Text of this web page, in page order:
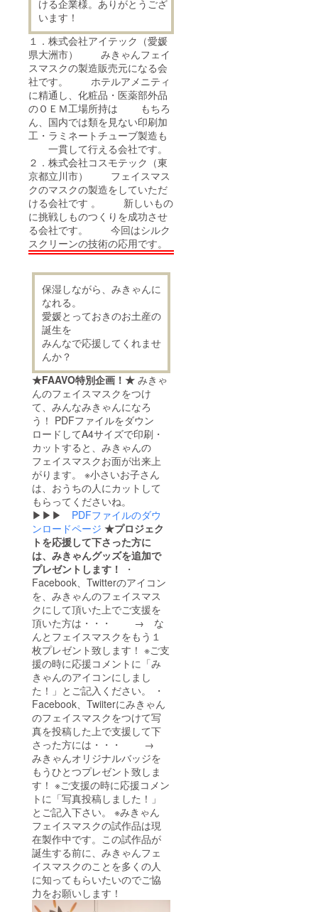
ける企業様。ありがとうござ
います！
１．株式会社アイテック（愛媛
県大洲市） みきゃんフェイ
スマスクの製造販売元になる会
社です。 ホテルアメニティ
に精通し、化粧品・医薬部外品
のＯＥＭ工場所持は もちろ
ん、国内では類を見ない印刷加
工・ラミネートチューブ製造も
一貫して行える会社です。
２．株式会社コスモテック（東
京都立川市） フェイスマス
クのマスクの製造をしていただ
ける会社です 。 新しいもの
に挑戦しものつくりを成功させ
る会社です。 今回はシルク
スクリーンの技術の応用です。
保湿しながら、みきゃんに
なれる。
愛媛とっておきのお土産の
誕生を
みんなで応援してくれませ
んか？
★FAAVO特別企画！★ みきゃ
んのフェイスマスクをつけ
て、みんなみきゃんになろ
う！ PDFファイルをダウン
ロードしてA4サイズで印刷・
カットすると、みきゃんの
フェイスマスクお面が出来上
がります。 ※小さいお子さん
は、おうちの人にカットして
もらってくださいね。
▶▶▶ PDFファイルのダウ
ンロードページ ★プロジェク
トを応援して下さった方に
は、みきゃんグッズを追加で
プレゼントします！
・
Facebook、Twitterのアイコン
を、みきゃんのフェイスマス
クにして頂いた上でご支援を
頂いた方は・・・ → な
んとフェイスマスクをもう１
枚プレゼント致します！ ※ご支
援の時に応援コメントに「み
きゃんのアイコンにしまし
た！」とご記入ください。 ・
Facebook、Twiiterにみきゃん
のフェイスマスクをつけて写
真を投稿した上で支援して下
さった方には・・・ →
みきゃんオリジナルバッジを
もうひとつプレゼント致しま
す！ ※ご支援の時に応援コメン
トに「写真投稿しました！」
とご記入下さい。 ※みきゃん
フェイスマスクの試作品は現
在製作中です。この試作品が
誕生する前に、みきゃんフェ
イスマスクのことを多くの人
に知ってもらいたいのでご協
力をお願いします！